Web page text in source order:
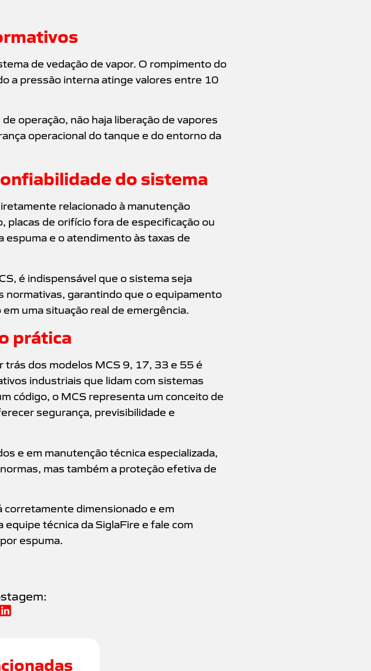
de vedação de vapor. O rompimento do
a pressão interna atinge valores entre 10
operação, não haja liberação de vapores
operacional do tanque e do entorno da
do sistema
relacionado à manutenção
placas de orifício fora de especificação ou
e o atendimento às taxas de
é indispensável que o sistema seja
garantindo que o equipamento
uma situação real de emergência.
prática
trás dos modelos MCS 9, 17, 33 e 55 é
industriais que lidam com sistemas
código, o MCS representa um conceito de
segurança, previsibilidade e
e em manutenção técnica especializada,
mas também a proteção efetiva de
corretamente dimensionado e em
equipe técnica da SiglaFire e fale com
espuma.